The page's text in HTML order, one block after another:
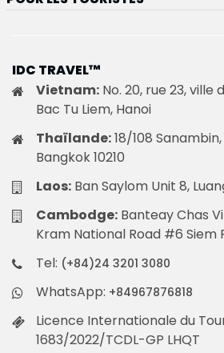
IDC TRAVEL™
Vietnam: No. 20, rue 23, ville
Bac Tu Liem, Hanoi
Thaïlande:18/108
Bangkok 10210
Laos: Ban Saylom Unit 8,
Cambodge: Banteay Chas
Kram National Road #6 Siem
Tel: (+84)24 3201 3080
WhatsApp: +84967876818
Licence Internationale du
1683/2022/TCDL-GP LHQT